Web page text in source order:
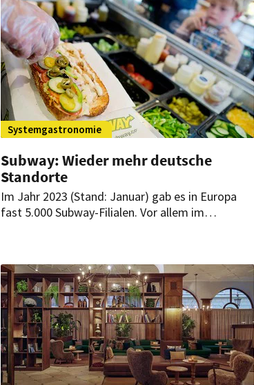
Systemgastronomie
Subway: Wieder mehr deutsche
Standorte
Im Jahr 2023 (Stand: Januar) gab es in Europa
fast 5.000 Subway-Filialen. Vor allem im
auch die Entwicklung in Deutschland kann sich
sehen lassen.